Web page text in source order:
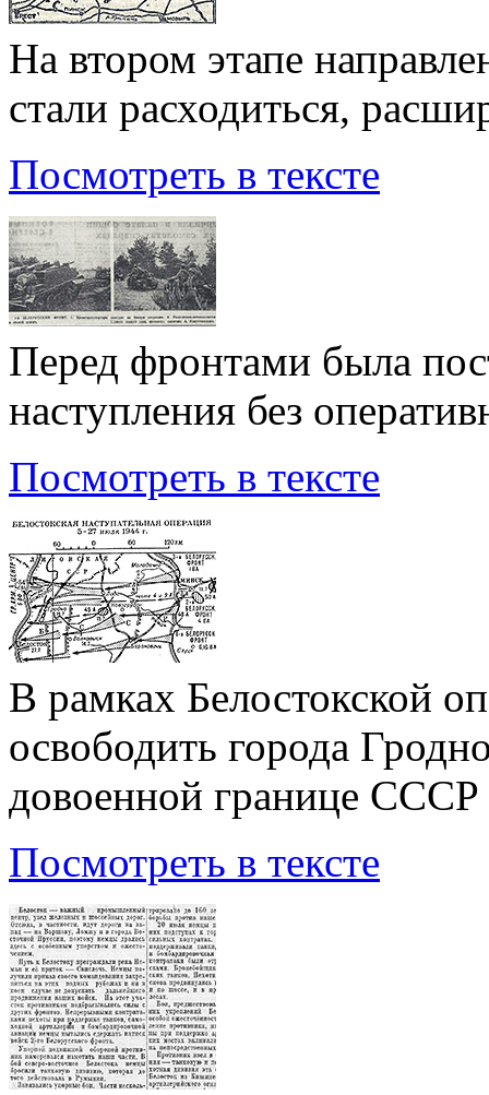
На втором этапе
стали расходиться,
Посмотреть в тексте
Перед фронтами была
наступления без
Посмотреть в тексте
В рамках Белостокской
освободить города
довоенной границе СССР
Посмотреть в тексте